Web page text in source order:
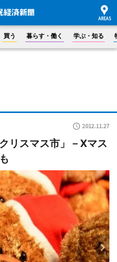
買う 暮らす・働く 学ぶ・知る
2012.11.27
リスマス市」－Xマス